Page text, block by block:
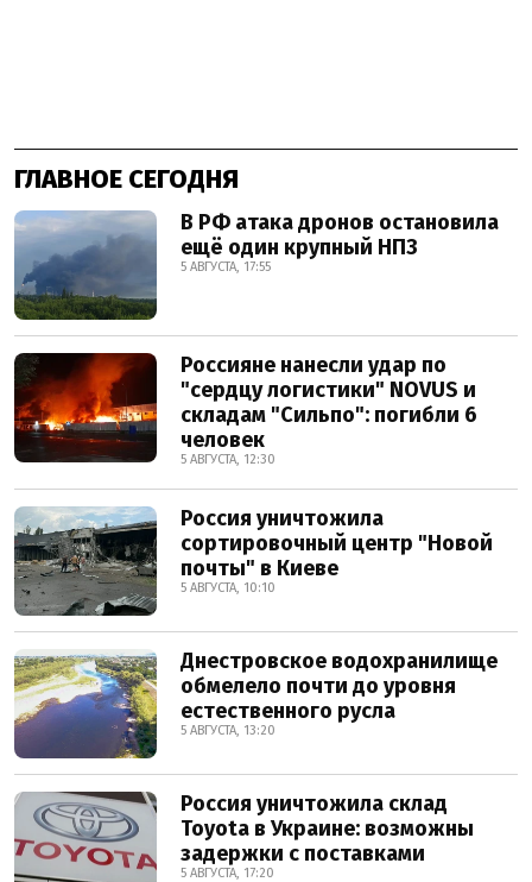
ГЛАВНОЕ СЕГОДНЯ
В РФ атака дронов остановила
ещё один крупный НПЗ
5 АВГУСТА, 17:55
Россияне нанесли удар по
"сердцу логистики" NOVUS и
складам "Сильпо": погибли 6
человек
5 АВГУСТА, 12:30
Россия уничтожила
сортировочный центр "Новой
почты" в Киеве
5 АВГУСТА, 10:10
Днестровское водохранилище
обмелело почти до уровня
естественного русла
5 АВГУСТА, 13:20
Россия уничтожила склад
Toyota в Украине: возможны
задержки с поставками
5 АВГУСТА, 17:20